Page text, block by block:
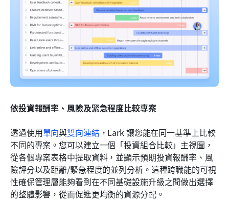
依投資報酬率、風險及緊急程度比較專案
透過使用單向與雙向連結，Lark 讓您能在同一基準上比較
不同的專案。您可以建立一個「投資組合比較」主視圖，
從各個專案表格中提取資料，並顯示預期投資報酬率、風
險評分以及距離/緊急程度的並列分析。這種跨職能的可視
性確保管理層能夠看到在不同基礎設施升級之間做出選擇
的整體影響，從而促進更均衡的資源分配。